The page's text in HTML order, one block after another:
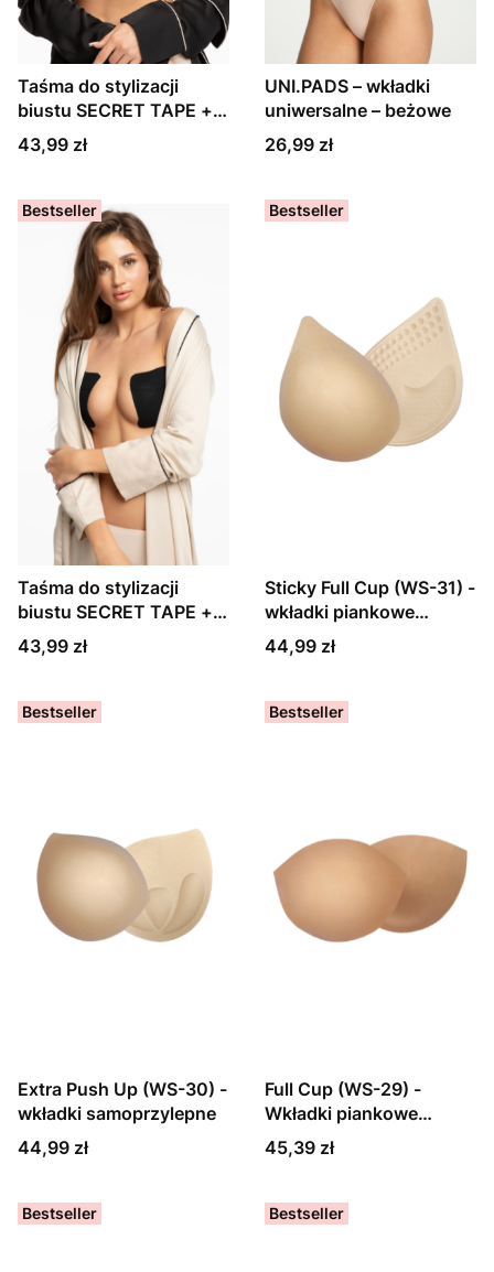
Taśma do stylizacji
biustu SECRET TAPE +
osłonki (BA-20) beżowa
Cena
43,99 zł
UNI.PADS – wkładki
uniwersalne – beżowe
Cena
26,99 zł
Bestseller
Taśma do stylizacji
biustu SECRET TAPE +
osłonki (BA-20) czarna
Cena
43,99 zł
Bestseller
Sticky Full Cup (WS-31) -
wkładki piankowe
samoprzylepne
Cena
44,99 zł
Bestseller
Extra Push Up (WS-30) -
wkładki samoprzylepne
Cena
44,99 zł
Bestseller
Full Cup (WS-29) -
Wkładki piankowe
obustronne klejone
Cena
45,39 zł
Bestseller Bestseller